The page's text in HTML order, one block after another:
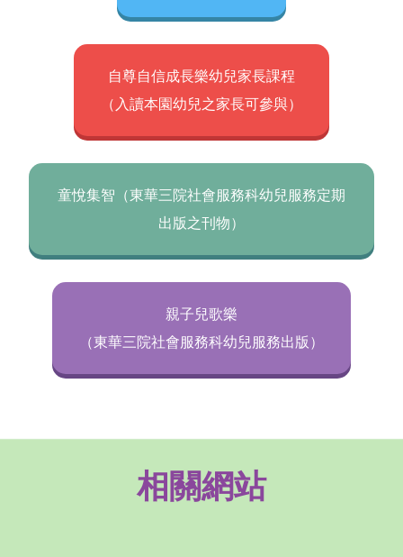
自尊自信成長樂幼兒家長課程
​​​​​​​（入讀本園幼兒之家長可參與）
童悅集智（東華三院社會服務科幼兒服務定期
出版之刊物）
親子兒歌樂
​​​​​​​（東華三院社會服務科幼兒服務出版）
相關網站